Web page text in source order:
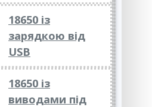
18650 із
зарядкою від
USB
18650 із
виводами під